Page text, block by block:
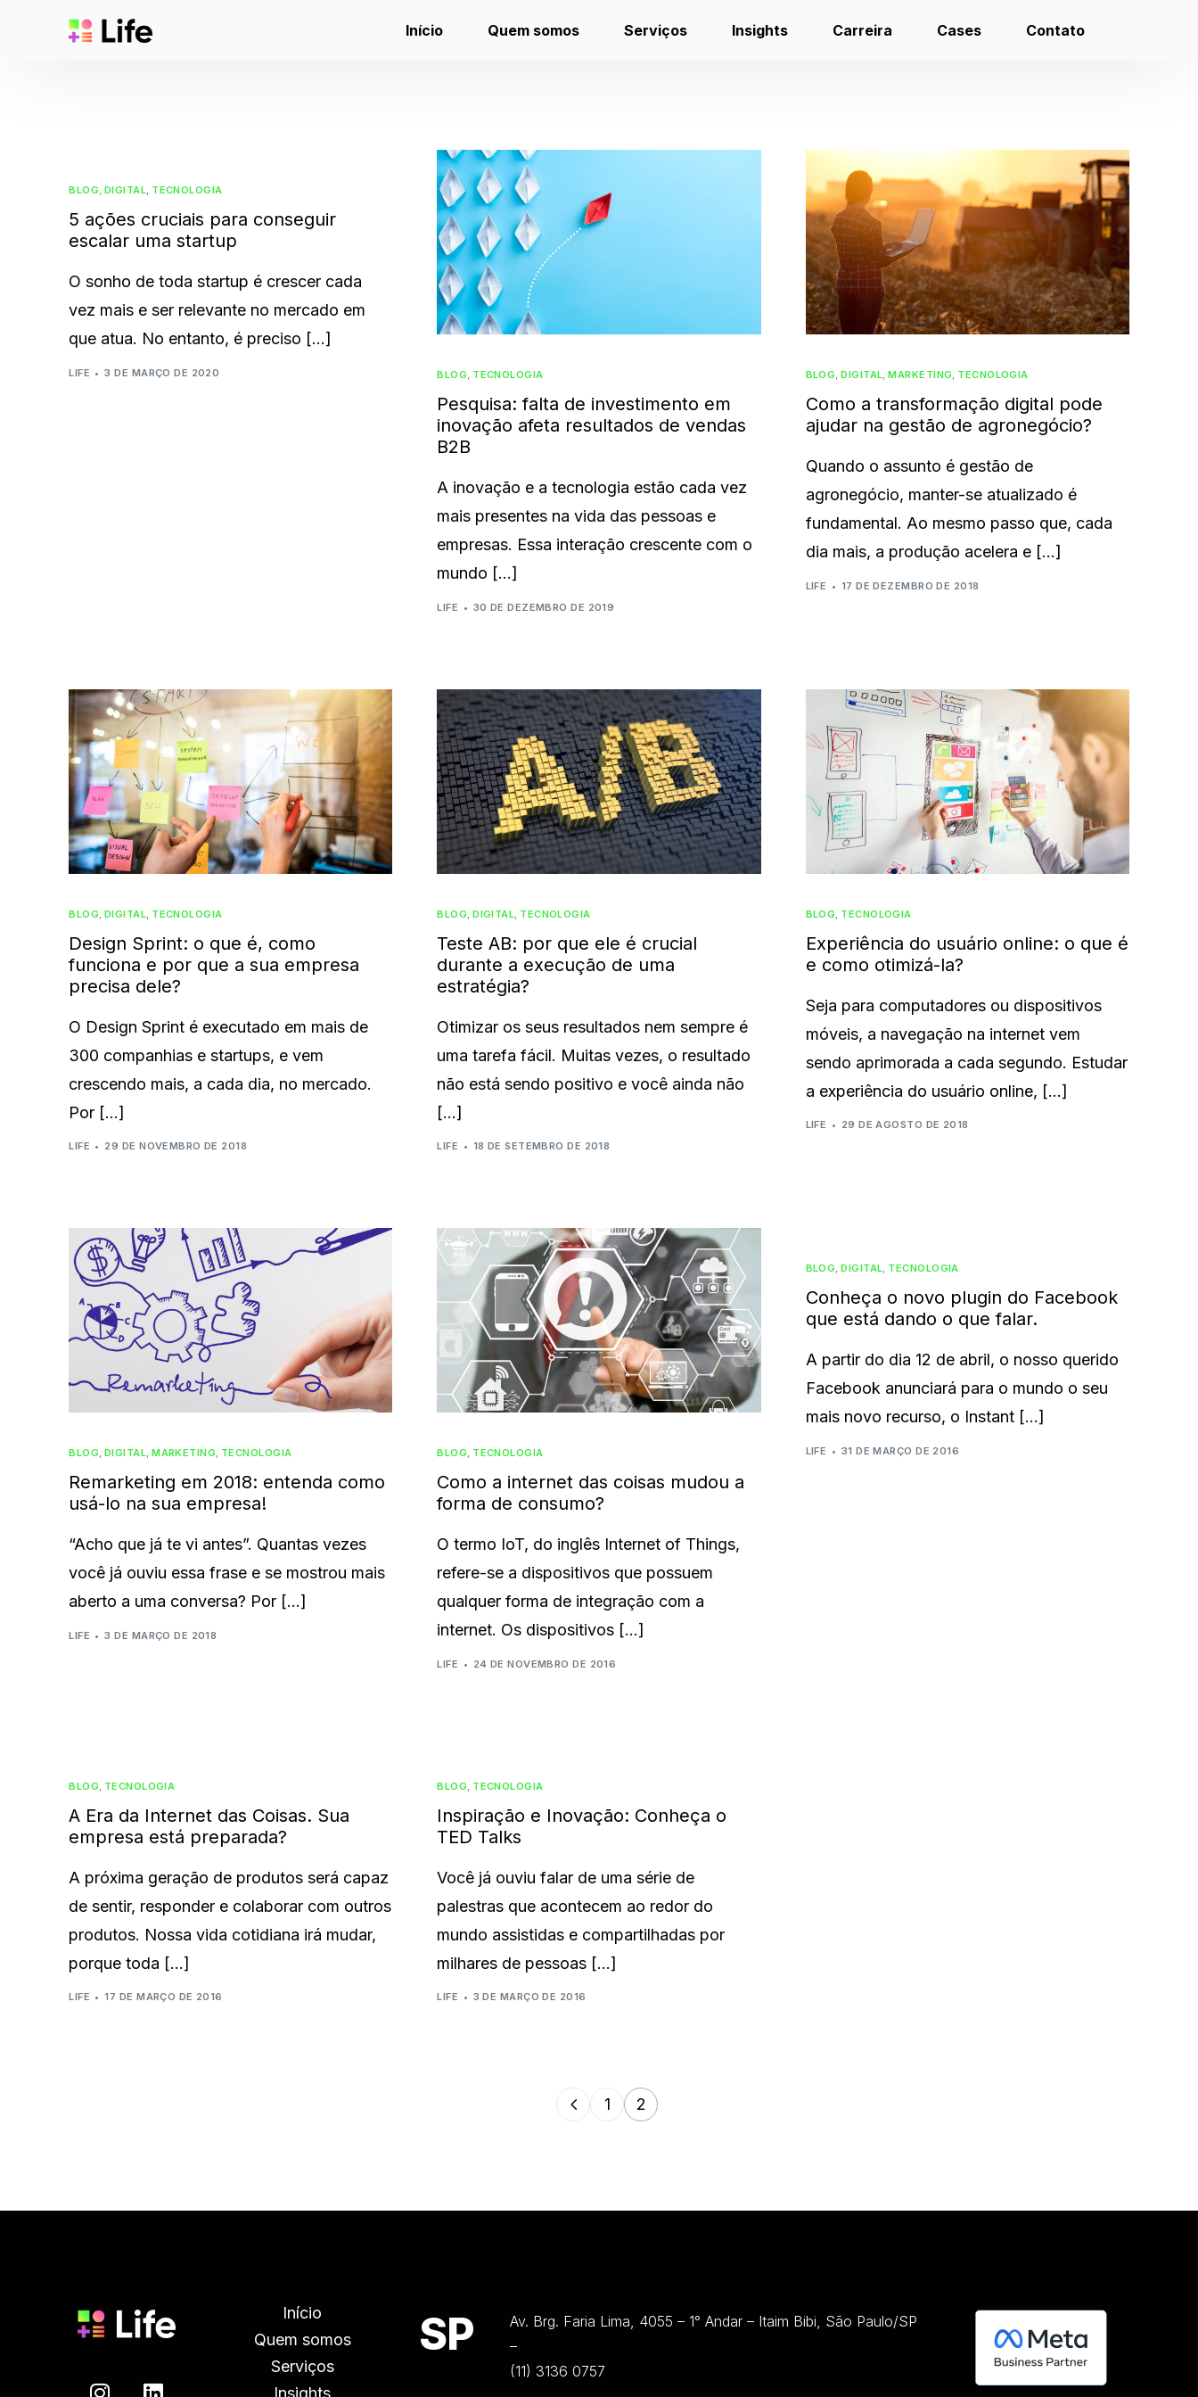
Início Quem somos Serviços Insights Carreira Cases Contato
BLOG, DIGITAL, TECNOLOGIA
5 ações cruciais para conseguir
escalar uma startup
O sonho de toda startup é crescer cada
vez mais e ser relevante no mercado em
que atua. No entanto, é preciso […]
LIFE 3 DE MARÇO DE 2020 BLOG, TECNOLOGIA
Pesquisa: falta de investimento em
inovação afeta resultados de vendas
B2B
A inovação e a tecnologia estão cada vez
mais presentes na vida das pessoas e
empresas. Essa interação crescente com o
mundo […]
LIFE 30 DE DEZEMBRO DE 2019
BLOG,DIGITAL,MARKETING, TECNOLOGIA
Como a transformação digital pode
ajudar na gestão de agronegócio?
Quando o assunto é gestão de
agronegócio, manter-se atualizado é
fundamental. Ao mesmo passo que, cada
dia mais, a produção acelera e […]
LIFE 17 DE DEZEMBRO DE 2018
BLOG DIGITAL TECNOLOGIA
Design Sprint: o que é, como
funciona e por que a sua empresa
precisa dele?
O Design Sprint é executado em mais de
300 companhias e startups, e vem
crescendo mais, a cada dia, no mercado.
Por […]
LIFE 29 DE NOVEMBRO DE 2018
BLOG ,DIGITAL TECNOLOGIA
Teste AB: por que ele é crucial
durante a execução de uma
estratégia?
Otimizar os seus resultados nem sempre é
uma tarefa fácil. Muitas vezes, o resultado
não está sendo positivo e você ainda não
[…]
LIFE 18 DE SETEMBRO DE 2018
BLOG TECNOLOGIA
Experiência do usuário online: o que é
e como otimizá-la?
Seja para computadores ou dispositivos
móveis, a navegação na internet vem
sendo aprimorada a cada segundo. Estudar
a experiência do usuário online, […]
LIFE 29 DE AGOSTO DE 2018
BLOG, DIGITAL,MARKETING, TECNOLOGIA
Remarketing em 2018: entenda como
usá-lo na sua empresa!
“Acho que já te vi antes”. Quantas vezes
você já ouviu essa frase e se mostrou mais
aberto a uma conversa? Por […]
LIFE 3 DE MARÇO DE 2018
BLOG, TECNOLOGIA
Como a internet das coisas mudou a
forma de consumo?
O termo IoT, do inglês Internet of Things,
refere-se a dispositivos que possuem
qualquer forma de integração com a
internet. Os dispositivos […]
LIFE 24 DE NOVEMBRO DE 2016
BLOG,DIGITAL, TECNOLOGIA
Conheça o novo plugin do Facebook
que está dando o que falar.
A partir do dia 12 de abril, o nosso querido
Facebook anunciará para o mundo o seu
mais novo recurso, o Instant […]
LIFE 31 DE MARÇO DE 2016
BLOG TECNOLOGIA
A Era da Internet das Coisas. Sua
empresa está preparada?
A próxima geração de produtos será capaz
de sentir, responder e colaborar com outros
produtos. Nossa vida cotidiana irá mudar,
porque toda […]
LIFE 17 DE MARÇO DE 2016
BLOG TECNOLOGIA
Inspiração e Inovação: Conheça o
TED Talks
Você já ouviu falar de uma série de
palestras que acontecem ao redor do
mundo assistidas e compartilhadas por
milhares de pessoas […]
LIFE 3 DE MARÇO DE 2016
1 2
Início
Quem somos
Serviços
Insights
SP
Av. Brg. Faria Lima, 4055 – 1° Andar – Itaim Bibi, São Paulo/SP
–
(11) 3136 0757